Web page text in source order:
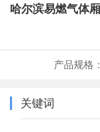
哈尔滨易燃气体
产品规格：
关键词